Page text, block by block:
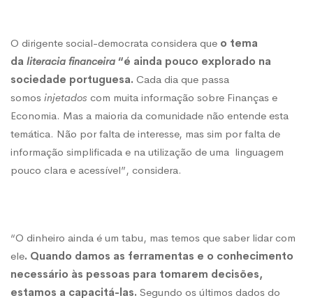
O dirigente social-democrata considera que o tema
da literacia financeira “é ainda pouco explorado na
sociedade portuguesa. Cada dia que passa
somos injetados com muita informação sobre Finanças e
Economia. Mas a maioria da comunidade não entende esta
temática. Não por falta de interesse, mas sim por falta de
informação simplificada e na utilização de uma linguagem
pouco clara e acessível”, considera.
“O dinheiro ainda é um tabu, mas temos que saber lidar com
ele. Quando damos as ferramentas e o conhecimento
necessário às pessoas para tomarem decisões,
estamos a capacitá-las. Segundo os últimos dados do